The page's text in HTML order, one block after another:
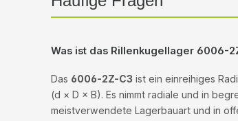
Was ist das Rillenkugellager 6006-
Das 6006-2Z-C3 ist ein einreihiges
(d × D × B). Es nimmt radiale und in
meistverwendete Lagerbauart und in